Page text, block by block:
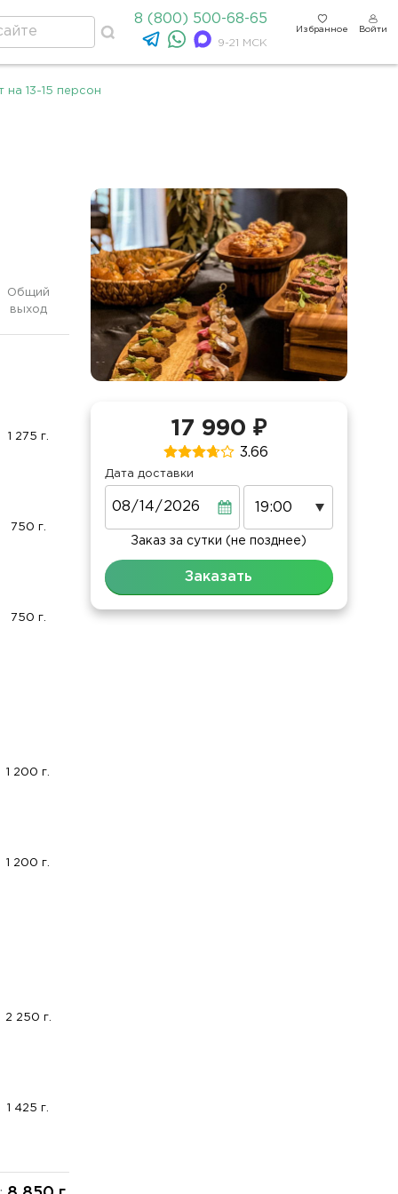
8 (800) 500-68-65
9-21 МСК
Избранное Войти
на 13-15 персон
Общий
выход
1 275 г.
750 г.
750 г.
1 200 г.
1 200 г.
2 250 г.
1 425 г.
17 990 ₽
3.66
Дата доставки
Заказ за сутки (не позднее)
Заказать